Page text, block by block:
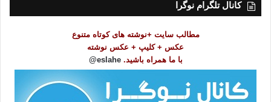
کانال تلگرام نوگرا
مطالب سایت +نوشته های کوتاه متنوع
عکس + کلیپ + عکس نوشته
با ما همراه باشید. eslahe@